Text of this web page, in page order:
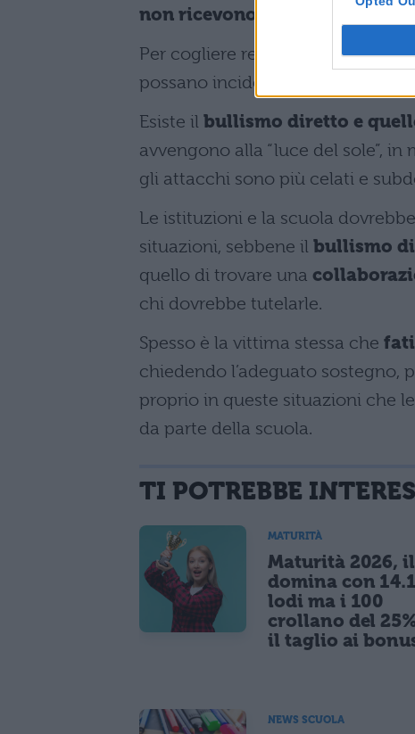
non ricevono le dovute
Per cogliere realmente glieffetti
possano incidere le conseguenze
Esiste il bullismo diretto e
avvengono alla “luce del sole”,
gli attacchi sono più celati e
Le istituzioni e la scuola
situazioni, sebbene il bullismo
quello di trovare una
chi dovrebbe tutelarle.
Spesso è la vittima stessa che
chiedendo l’adeguato sostegno,
proprio in queste situazioni che le
da parte della scuola.
TI POTREBBE
MATURITÀ
Maturità 2026,
domina con
lodi ma i 100
crollano del
il taglio ai
NEWS SCUOLA